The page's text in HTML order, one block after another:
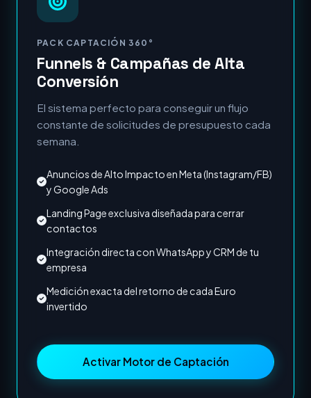
PACK CAPTACIÓN 360°
Funnels & Campañas de Alta
Conversión
El sistema perfecto para conseguir un flujo
constante de solicitudes de presupuesto cada
semana.
Anuncios de Alto Impacto en Meta (Instagram/FB)
y Google Ads
Landing Page exclusiva diseñada para cerrar
contactos
Integración directa con WhatsApp y CRM de tu
empresa
Medición exacta del retorno de cada Euro
invertido
Activar Motor de Captación